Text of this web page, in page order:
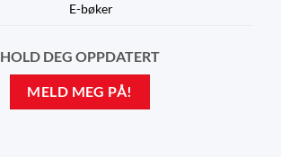
E-bøker
HOLD DEG OPPDATERT
MELD MEG PÅ!